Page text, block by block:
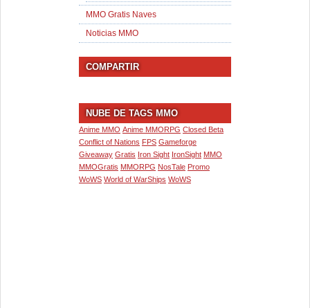
MMO Gratis Naves
Noticias MMO
COMPARTIR
NUBE DE TAGS MMO
Anime MMO Anime MMORPG Closed Beta
Conflict of Nations FPS Gameforge
Giveaway Gratis Iron Sight IronSight MMO
MMOGratis MMORPG NosTale Promo
WoWS World of WarShips WoWS